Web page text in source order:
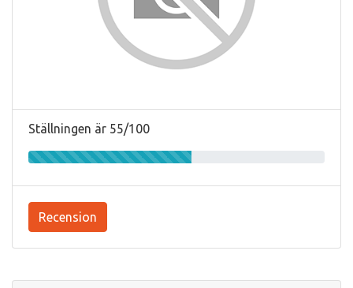
Ställningen är 55/100
Recension